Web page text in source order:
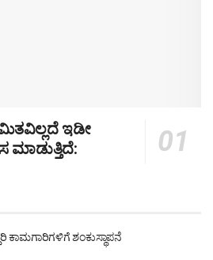
ಇಡೀ
ಮಾಡುತ್ತಿದೆ:
ಕಾಮಗಾರಿಗಳಿಗೆ ಶಂಕುಸ್ಥಾಪನೆ